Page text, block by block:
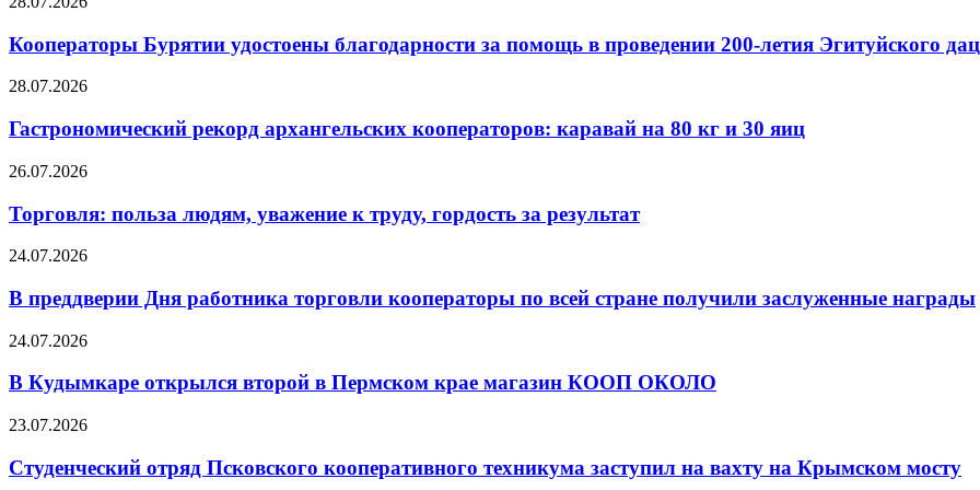
Кооператоры Бурятии удостоены благодарности за помощь в проведении 200-летия Эгитуйского
28.07.2026
Гастрономический рекорд архангельских кооператоров: каравай на 80 кг и 30 яиц
26.07.2026
Торговля: польза людям, уважение к труду, гордость за результат
24.07.2026
В преддверии Дня работника торговли кооператоры по всей стране получили заслуженные награды
24.07.2026
В Кудымкаре открылся второй в Пермском крае магазин КООП ОКОЛО
23.07.2026
Студенческий отряд Псковского кооперативного техникума заступил на вахту на Крымском мосту